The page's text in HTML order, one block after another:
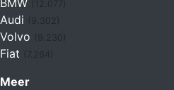
Audi
Volvo
Fiat (7.264)
Meer